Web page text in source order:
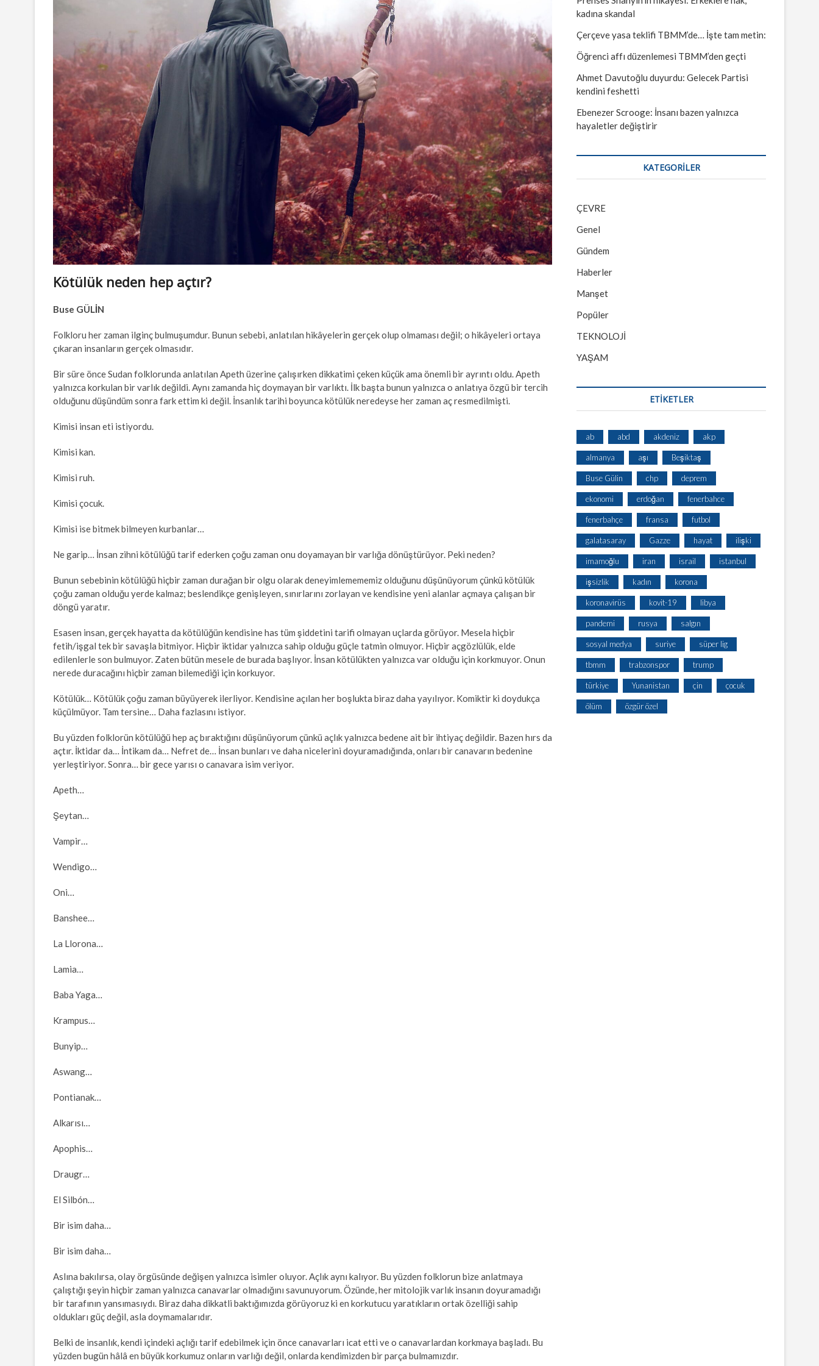
Kötülük neden hep açtır?
Buse GÜLİN
Folkloru her zaman ilginç bulmuşumdur. Bunun sebebi, anlatılan hikâyelerin gerçek olup olmaması değil; o hikâyeleri ortaya
çıkaran insanların gerçek olmasıdır.
Bir süre önce Sudan folklorunda anlatılan Apeth üzerine çalışırken dikkatimi çeken küçük ama önemli bir ayrıntı oldu. Apeth
yalnızca korkulan bir varlık değildi. Aynı zamanda hiç doymayan bir varlıktı. İlk başta bunun yalnızca o anlatıya özgü bir tercih
olduğunu düşündüm sonra fark ettim ki değil. İnsanlık tarihi boyunca kötülük neredeyse her zaman aç resmedilmişti.
Kimisi insan eti istiyordu.
Kimisi kan.
Kimisi ruh.
Kimisi çocuk.
Kimisi ise bitmek bilmeyen kurbanlar…
Ne garip… İnsan zihni kötülüğü tarif ederken çoğu zaman onu doyamayan bir varlığa dönüştürüyor. Peki neden?
Bunun sebebinin kötülüğü hiçbir zaman durağan bir olgu olarak deneyimlemememiz olduğunu düşünüyorum çünkü kötülük
çoğu zaman olduğu yerde kalmaz; beslendikçe genişleyen, sınırlarını zorlayan ve kendisine yeni alanlar açmaya çalışan bir
döngü yaratır.
Esasen insan, gerçek hayatta da kötülüğün kendisine has tüm şiddetini tarifi olmayan uçlarda görüyor. Mesela hiçbir
fetih/işgal tek bir savaşla bitmiyor. Hiçbir iktidar yalnızca sahip olduğu güçle tatmin olmuyor. Hiçbir açgözlülük, elde
edilenlerle son bulmuyor. Zaten bütün mesele de burada başlıyor. İnsan kötülükten yalnızca var olduğu için korkmuyor. Onun
nerede duracağını hiçbir zaman bilemediği için korkuyor.
Kötülük… Kötülük çoğu zaman büyüyerek ilerliyor. Kendisine açılan her boşlukta biraz daha yayılıyor. Komiktir ki doydukça
küçülmüyor. Tam tersine… Daha fazlasını istiyor.
Bu yüzden folklorün kötülüğü hep aç bıraktığını düşünüyorum çünkü açlık yalnızca bedene ait bir ihtiyaç değildir. Bazen hırs da
açtır. İktidar da… İntikam da… Nefret de… İnsan bunları ve daha nicelerini doyuramadığında, onları bir canavarın bedenine
yerleştiriyor. Sonra… bir gece yarısı o canavara isim veriyor.
Apeth…
Şeytan…
Vampir…
Wendigo…
Oni…
Banshee…
La Llorona…
Lamia…
Baba Yaga…
Krampus…
Bunyip…
Aswang…
Pontianak…
Alkarısı…
Apophis…
Draugr…
El Silbón…
Bir isim daha…
Bir isim daha…
Aslına bakılırsa, olay örgüsünde değişen yalnızca isimler oluyor. Açlık aynı kalıyor. Bu yüzden folklorun bize anlatmaya
çalıştığı şeyin hiçbir zaman yalnızca canavarlar olmadığını savunuyorum. Özünde, her mitolojik varlık insanın doyuramadığı
bir tarafının yansımasıydı. Biraz daha dikkatli baktığımızda görüyoruz ki en korkutucu yaratıkların ortak özelliği sahip
oldukları güç değil, asla doymamalarıdır.
Belki de insanlık, kendi içindeki açlığı tarif edebilmek için önce canavarları icat etti ve o canavarlardan korkmaya başladı. Bu
yüzden bugün hâlâ en büyük korkumuz onların varlığı değil, onlarda kendimizden bir parça bulmamızdır.
kadına skandal
Çerçeve yasa teklifi TBMM’de… İşte tam metin:
Öğrenci affı düzenlemesi TBMM’den geçti
Ahmet Davutoğlu duyurdu: Gelecek Partisi
kendini feshetti
Ebenezer Scrooge: İnsanı bazen yalnızca
hayaletler değiştirir
KATEGORILER
ÇEVRE
Genel
Gündem
Haberler
Manşet
Popüler
TEKNOLOJİ
YAŞAM
ETİKETLER
ab abd akdeniz akp
almanya aşı Beşiktaş
Buse Gülin chp deprem
ekonomi erdoğan fenerbahce
fenerbahçe fransa futbol
galatasaray Gazze hayat ilişki
imamoğlu iran israil istanbul
işsizlik kadın korona
koronavirüs kovit-19 libya
pandemi rusya salgın
sosyal medya suriye süper lig
tbmm trabzonspor trump
türkiye Yunanistan çin çocuk
ölüm özgür özel